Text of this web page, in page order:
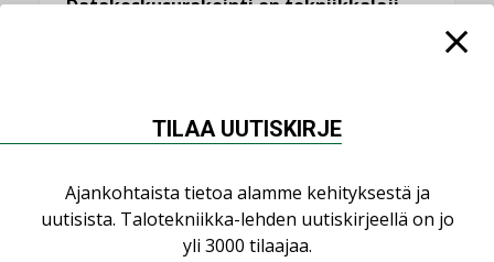
Datakeskusurakointi on tekniikkalaji
yhdistävät useita teknisiä osaamisalueita
saman katon alle”
Sähköistyminen kasvaa voimakkaasti:
”Tulevat kilpailuedut syntyvät, kun
TILAA UUTISKIRJE
Ajankohtaista tietoa alamme kehityksestä ja
uutisista. Talotekniikka-lehden uutiskirjeellä on jo
yli 3000 tilaajaa.